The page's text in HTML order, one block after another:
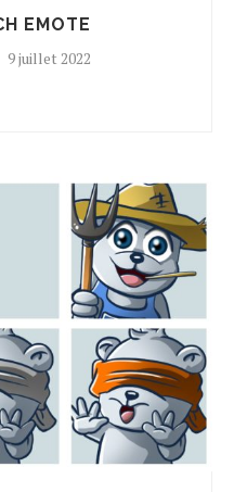
EMOTE
9 juillet 2022